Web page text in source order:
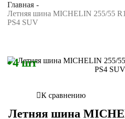
Главная
Летняя шина MICHELIN 255/55
PS4 SUV
4 шт
К сравнению
Летняя шина